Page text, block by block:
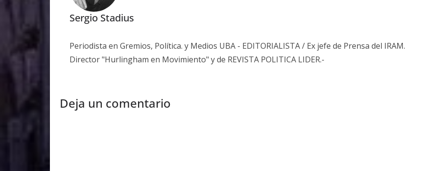
Sergio Stadius
Periodista en Gremios, Política. y Medios UBA - EDITORIALISTA / Ex jefe de Prensa del IRAM.
Director "Hurlingham en Movimiento" y de REVISTA POLITICA LIDER.-
Deja un comentario